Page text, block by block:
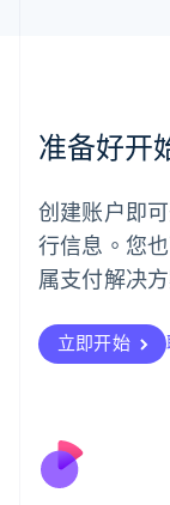
准备好开
创建账户即
行信息。您
属支付解决方
立即开始
墨西哥
Español
English
葡萄牙
Português
日本
瑞典
Svenska
瑞士
English
斯洛伐克